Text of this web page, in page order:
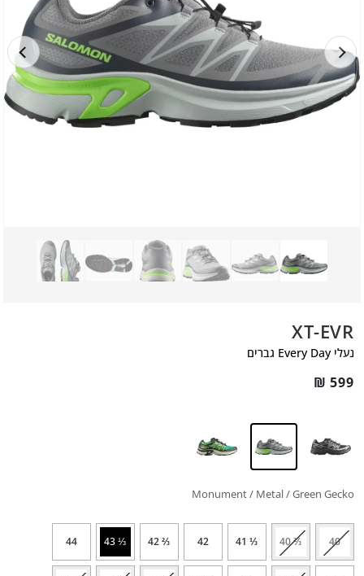
XT-EVR
נעלי Every Day גברים
₪ 599
Monument / Metal / Green Gecko
40
⅔ 40
⅓ 41
42
⅔ 42
⅓ 43
44